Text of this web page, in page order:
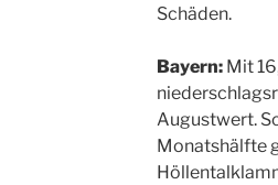
Schäden.
Bayern: Mit
Augustwert.
Monatshälfte